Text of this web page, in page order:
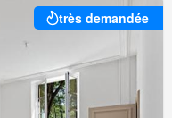
très demandée